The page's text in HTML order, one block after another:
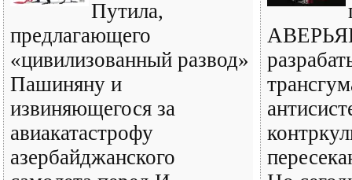
Путила,
предлагающего
«цивилизованный развод»
Пашиняну и
извиняющегося за
авиакатастрофу
азербайджанского